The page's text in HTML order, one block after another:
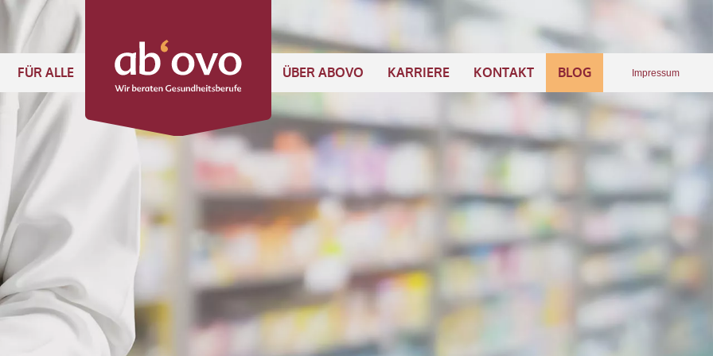
FÜR ALLE ÜBER ABOVO KARRIERE KONTAKT BLOG Impressum